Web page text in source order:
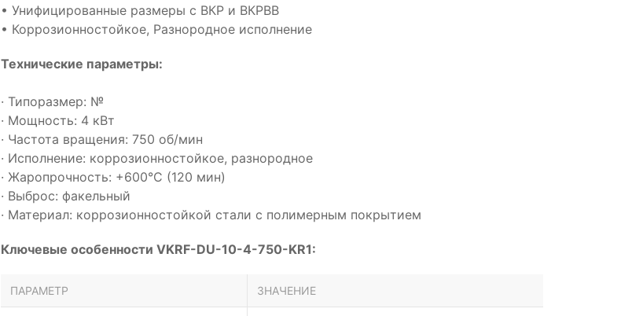
• Унифицированные размеры с ВКР и ВКРВВ
• Коррозионностойкое, Разнородное исполнение
Технические параметры:
· Типоразмер: №
· Мощность: 4 кВт
· Частота вращения: 750 об/мин
· Исполнение: коррозионностойкое, разнородное
· Жаропрочность: +600°С (120 мин)
· Выброс: факельный
· Материал: коррозионностойкой стали с полимерным покрытием
Ключевые особенности VKRF-DU-10-4-750-KR1:
ПАРАМЕТР ЗНАЧЕНИЕ